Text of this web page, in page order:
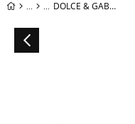
DOLCE & GABBANA DG 2303 01/87 61